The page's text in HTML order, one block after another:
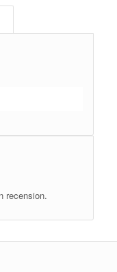
recension.